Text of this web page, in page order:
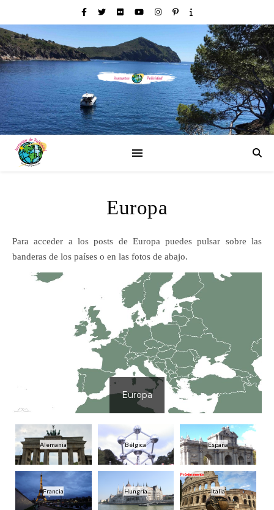
Europa
Para acceder a los posts de Europa puedes pulsar sobre las
banderas de los países o en las fotos de abajo.
Europa
Alemania Bélgica España
Francia Hungría Italia
Próximamente